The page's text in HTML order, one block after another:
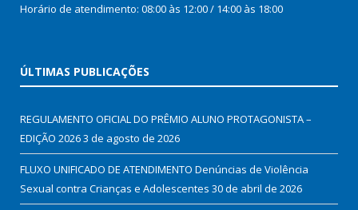
Horário de atendimento: 08:00 às 12:00 / 14:00 às 18:00
ÚLTIMAS PUBLICAÇÕES
REGULAMENTO OFICIAL DO PRÊMIO ALUNO PROTAGONISTA –
EDIÇÃO 20263 de agosto de 2026
FLUXO UNIFICADO DE ATENDIMENTO Denúncias de Violência
Sexual contra Crianças e Adolescentes 30 de abril de 2026